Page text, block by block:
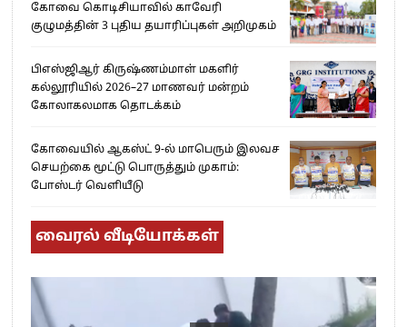
கோவை கொடிசியாவில் காவேரி
குழுமத்தின் 3 புதிய தயாரிப்புகள் அறிமுகம்
பிஎஸ்ஜிஆர் கிருஷ்ணம்மாள் மகளிர்
கல்லூரியில் 2026–27 மாணவர் மன்றம்
கோலாகலமாக தொடக்கம்
கோவையில் ஆகஸ்ட் 9-ல் மாபெரும் இலவச
செயற்கை மூட்டு பொருத்தும் முகாம்:
போஸ்டர் வெளியீடு
வைரல் வீடியோக்கள்